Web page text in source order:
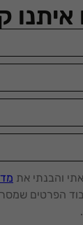
איתנו
והבנתי את
הפרטים